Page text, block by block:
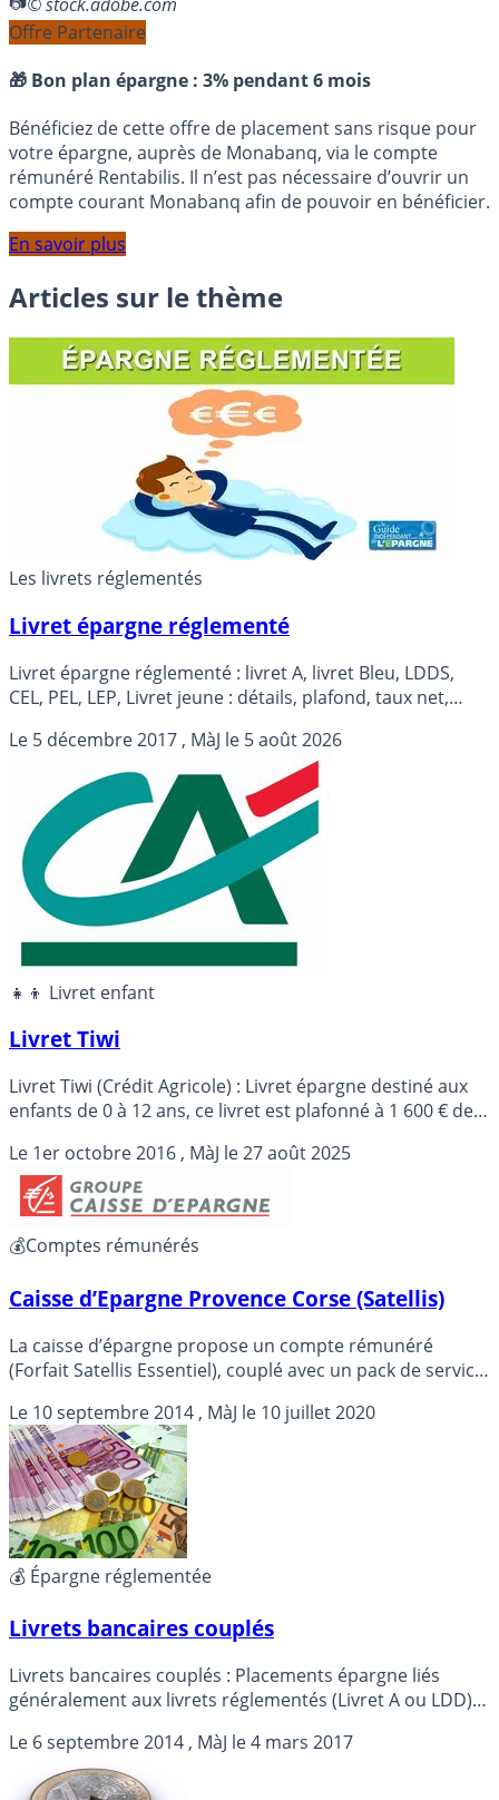
Offre Partenaire
🎁 Bon plan épargne : 3% pendant 6 mois
Bénéficiez de cette offre de placement sans risque pour
votre épargne, auprès de Monabanq, via le compte
rémunéré Rentabilis. Il n’est pas nécessaire d’ouvrir un
compte courant Monabanq afin de pouvoir en bénéficier.
En savoir plus
Articles sur le thème
Les livrets réglementés
Livret épargne réglementé
Livret épargne réglementé : livret A, livret Bleu, LDDS,
CEL, PEL, LEP, Livret jeune : détails, plafond, taux net,
Le 5 décembre 2017 , MàJ le 5 août 2026
👧‍👦 Livret enfant
Livret Tiwi
Livret Tiwi (Crédit Agricole) : Livret épargne destiné aux
enfants de 0 à 12 ans, ce livret est plafonné à 1 600 € de
Le 1er octobre 2016 , MàJ le27 août 2025
💰Comptes rémunérés
Caisse d’Epargne Provence Corse (Satellis)
La caisse d’épargne propose un compte rémunéré
(Forfait Satellis Essentiel), couplé avec un pack de service,
Le 10 septembre 2014 , MàJ le 10 juillet 2020
💰 Épargne réglementée
Livrets bancaires couplés
Livrets bancaires couplés : Placements épargne liés
généralement aux livrets réglementés (Livret A ou LDD)
sous conditions. Détails ...
Le 6 septembre 2014 , MàJ le4 mars 2017